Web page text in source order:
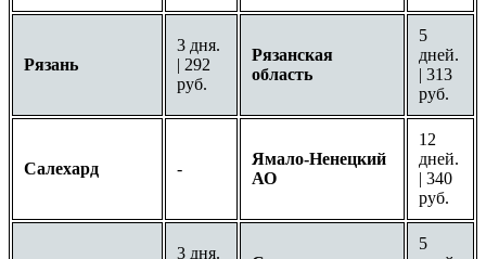
Рязань
3 дня.
| 292
руб.
Рязанская
область
5
дней.
| 313
руб.
Салехард -
Ямало-Ненецкий
АО
12
дней.
| 340
руб.
3 дня.
5